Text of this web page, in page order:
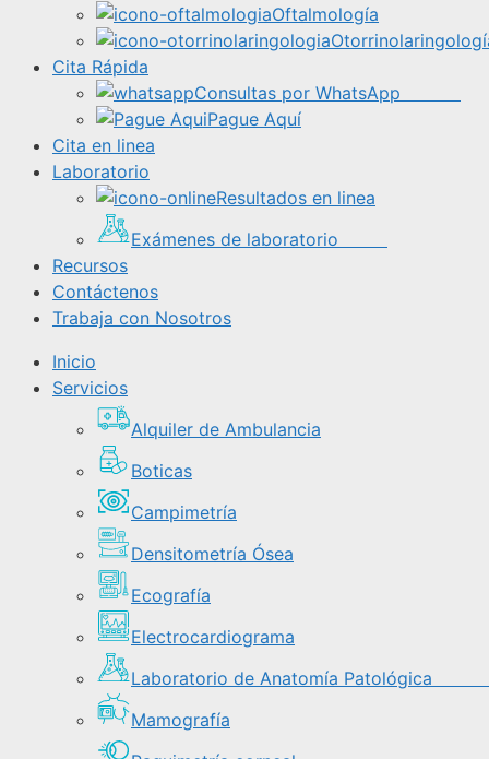
Oftalmología
Cita Rápida
Consultas por WhatsApp
Pague Aquí
Cita en linea
Laboratorio
Resultados en linea
Exámenes de laboratorio
Recursos
Contáctenos
Trabaja con Nosotros
Inicio
Servicios
Alquiler de Ambulancia
Boticas
Campimetría
Densitometría Ósea
Ecografía
Electrocardiograma
Laboratorio de Anatomía
Mamografía